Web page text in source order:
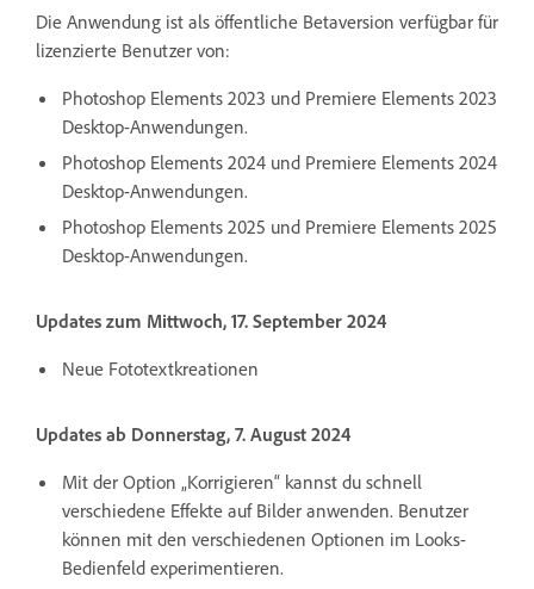
Die Anwendung ist als öffentliche Betaversion verfügbar für
lizenzierte Benutzer von:
Photoshop Elements 2023 und Premiere Elements 2023
Desktop-Anwendungen.
Photoshop Elements 2024 und Premiere Elements 2024
Desktop-Anwendungen.
Photoshop Elements 2025 und Premiere Elements 2025
Desktop-Anwendungen.
Updates zum Mittwoch, 17. September 2024
Neue Fototextkreationen
Updates ab Donnerstag, 7. August 2024
Mit der Option „Korrigieren“ kannst du schnell
verschiedene Effekte auf Bilder anwenden. Benutzer
können mit den verschiedenen Optionen im Looks-
Bedienfeld experimentieren.